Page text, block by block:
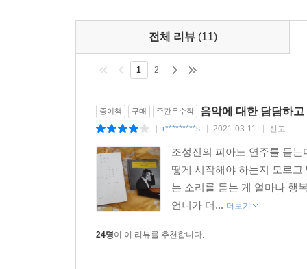
전체 리뷰 (11)
1 2
종이책 구매 주간우수작 음악에 대한 담담하
r*********s 2021-03-11 신고
조성진의 피아노 연주를 듣
떻게 시작해야 하는지 모르
는 소리를 듣는 게 얼마나 행
언니가 더... 더보기
24명이 이 리뷰를 추천합니다.